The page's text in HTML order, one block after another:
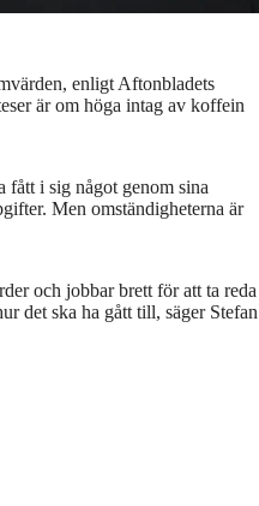
enligt Aftonbladets
är om höga intag av koffein
fått i sig något genom sina
Men omständigheterna är
och jobbar brett för att ta reda
det ska ha gått till, säger Stefan